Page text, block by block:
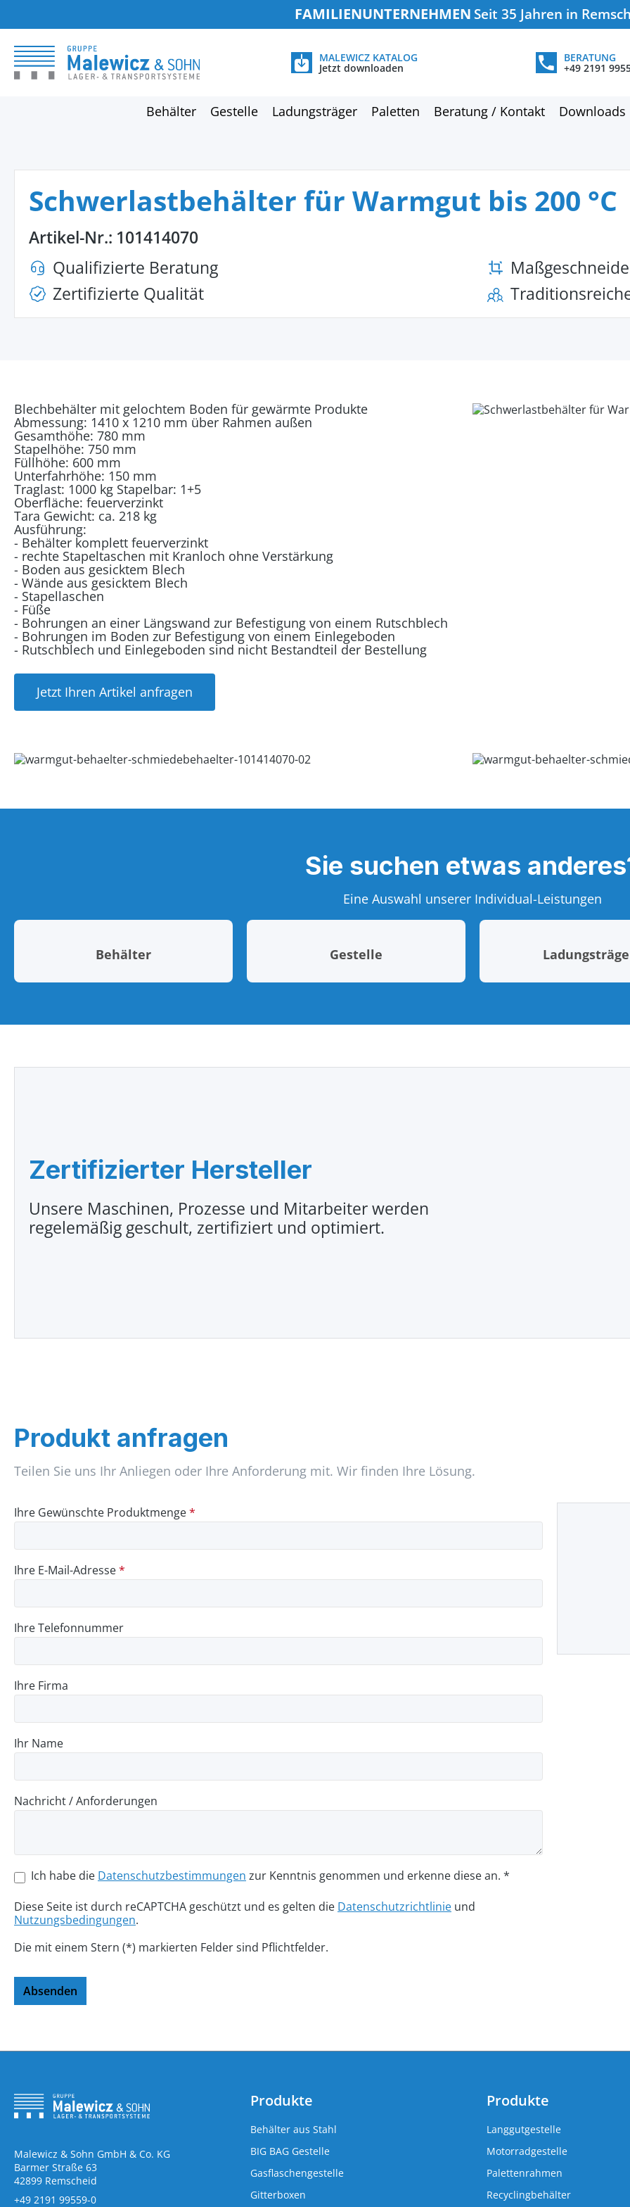
FAMILIENUNTERNEHMEN Seit 35 Jahren in
MALEWICZ KATALOG
Jetzt downloaden
BERATUNG
+49 2191
Behälter Gestelle Ladungsträger Paletten Beratung / Kontakt Downloads
Schwerlastbehälter für Warmgut bis 200 °C
Artikel-Nr.: 101414070
Qualifizierte Beratung
Zertifizierte Qualität
Blechbehälter mit gelochtem Boden für gewärmte Produkte
Abmessung: 1410 x 1210 mm über Rahmen außen
Gesamthöhe: 780 mm
Stapelhöhe: 750 mm
Füllhöhe: 600 mm
Unterfahrhöhe: 150 mm
Traglast: 1000 kg Stapelbar: 1+5
Oberfläche: feuerverzinkt
Tara Gewicht: ca. 218 kg
Ausführung:
- Behälter komplett feuerverzinkt
- rechte Stapeltaschen mit Kranloch ohne Verstärkung
- Boden aus gesicktem Blech
- Wände aus gesicktem Blech
- Stapellaschen
- Füße
- Bohrungen an einer Längswand zur Befestigung von einem Rutschblech
- Bohrungen im Boden zur Befestigung von einem Einlegeboden
- Rutschblech und Einlegeboden sind nicht Bestandteil der Bestellung
Jetzt Ihren Artikel anfragen
Sie suchen etwas
Eine Auswahl unserer Individual-Leistungen
Behälter Gestelle
Zertifizierter Hersteller
Unsere Maschinen, Prozesse und Mitarbeiter werden
regelemäßig geschult, zertifiziert und optimiert.
Produkt anfragen
Teilen Sie uns Ihr Anliegen oder Ihre Anforderung mit. Wir finden Ihre Lösung.
Ihre Gewünschte Produktmenge*
Ihre E-Mail-Adresse*
Ihre Telefonnummer
Ihre Firma
Ihr Name
Nachricht / Anforderungen
Ich habe die Datenschutzbestimmungen zur Kenntnis genommen und erkenne diese an. *
Diese Seite ist durch reCAPTCHA geschützt und es gelten die Datenschutzrichtlinie und
Nutzungsbedingungen.
Die mit einem Stern (*) markierten Felder sind Pflichtfelder.
Absenden
Malewicz & Sohn GmbH & Co. KG
Barmer Straße 63
42899 Remscheid
+49 2191 99559-0
Produkte
Behälter aus Stahl
BIG BAG Gestelle
Gasflaschengestelle
Gitterboxen
Produkte
Langgutgestelle
Motorradgestelle
Palettenrahmen
Recyclingbehälter